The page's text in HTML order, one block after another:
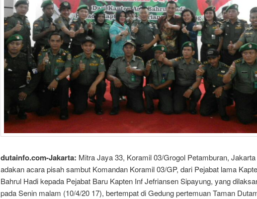
dutainfo.com-Jakarta: Mitra Jaya 33, Koramil 03/Grogol Petamburan,
adakan acara pisah sambut Komandan Koramil 03/GP, dari Pejabat lama
Bahrul Hadi kepada Pejabat Baru Kapten Inf Jefriansen Sipayung, yang
pada Senin malam (10/4/20 17), bertempat di Gedung pertemuan Taman